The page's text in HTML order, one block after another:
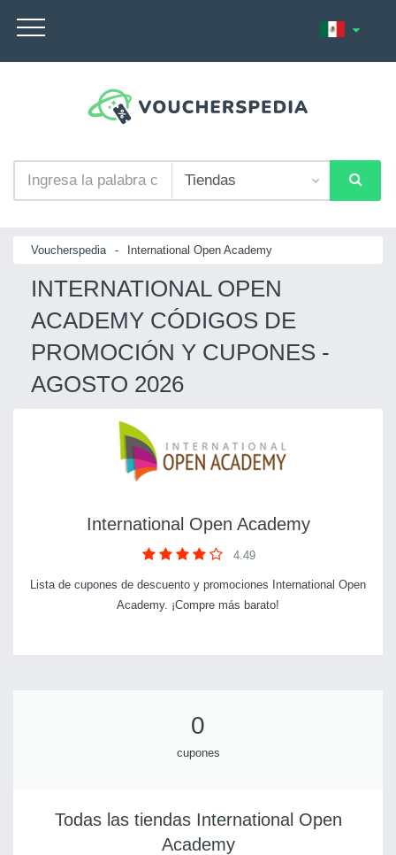
Voucherspedia - International Open Academy
INTERNATIONAL OPEN
ACADEMY CÓDIGOS DE
PROMOCIÓN Y CUPONES -
AGOSTO 2026
International Open Academy
4.49
Lista de cupones de descuento y promociones International Open
Academy. ¡Compre más barato!
0
cupones
Todas las tiendas International Open
Academy